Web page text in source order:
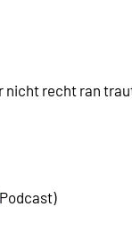
recht ran